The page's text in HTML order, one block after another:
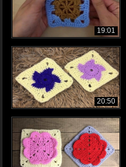
19:01
20:50